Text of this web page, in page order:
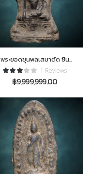
พระยอดขุนพลเสมาตัด ชิน
เงิน ติดที่1 งาน สมาคมห้าโล่ห์
ประเภทเนื้อชิน
1 Reviews
฿9,999,999.00